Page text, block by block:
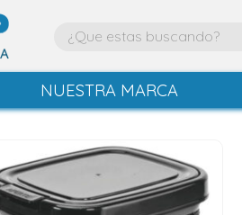
NUESTRA MARCA